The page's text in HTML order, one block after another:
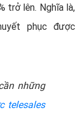
trở lên. Nghĩa là,
phục được
những
telesales